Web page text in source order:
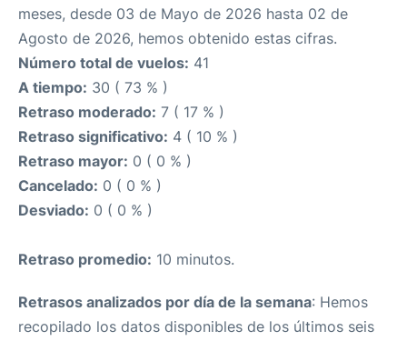
meses, desde 03 de Mayo de 2026 hasta 02 de
Agosto de 2026, hemos obtenido estas cifras.
Número total de vuelos: 41
A tiempo: 30 ( 73 % )
Retraso moderado: 7 ( 17 % )
Retraso significativo: 4 ( 10 % )
Retraso mayor: 0 ( 0 % )
Cancelado: 0 ( 0 % )
Desviado: 0 ( 0 % )
Retraso promedio: 10 minutos.
Retrasos analizados por día de la semana: Hemos
recopilado los datos disponibles de los últimos seis